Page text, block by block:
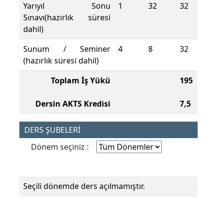
Yarıyıl Sonu
Sınavı(hazırlık süresi
dahil)
1 32 32
Sunum / Seminer
(hazırlık süresi dahil)
4 8 32
Toplam İş Yükü
Dersin AKTS Kredisi
195
7,5
DERS ŞUBELERİ
Dönem seçiniz :
Seçili dönemde ders açılmamıştır.